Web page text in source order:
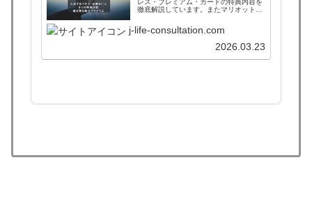
レス・プレミアム・カードの特典内容を
徹底解説しています。またマリオットス
プラチナエリートの比較もしています。
AMEXカードを使うべき人やおすすめす
j-life-consultation.com
2026.03.23